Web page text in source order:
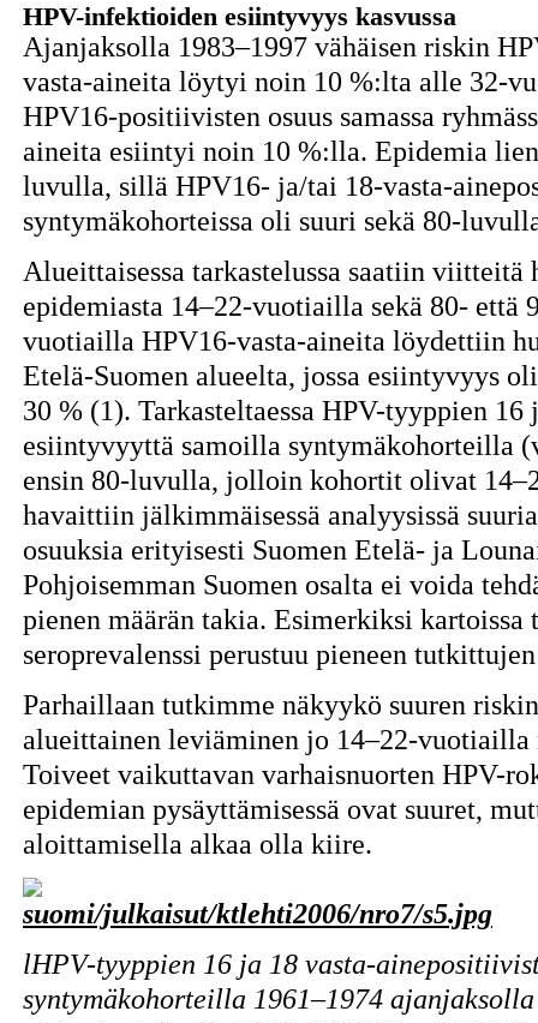
HPV-infektioiden esiintyvyys kasvussa
Ajanjaksolla 1983–1997 vähäisen riskin
vasta-aineita löytyi noin 10 %:lta alle 32-
HPV16-positiivisten osuus samassa
aineita esiintyi noin 10 %:lla. Epidemia
luvulla, sillä HPV16- ja/tai 18-vasta-
syntymäkohorteissa oli suuri sekä 80-
Alueittaisessa tarkastelussa saatiin
epidemiasta 14–22-vuotiailla sekä 80- että
vuotiailla HPV16-vasta-aineita löydettiin
Etelä-Suomen alueelta, jossa esiintyvyys
30 % (1). Tarkasteltaessa HPV-tyyppien
esiintyvyyttä samoilla syntymäkohorteilla
ensin 80-luvulla, jolloin kohortit olivat
havaittiin jälkimmäisessä analyysissä
osuuksia erityisesti Suomen Etelä- ja
Pohjoisemman Suomen osalta ei voida
pienen määrän takia. Esimerkiksi
seroprevalenssi perustuu pieneen
Parhaillaan tutkimme näkyykö suuren
alueittainen leviäminen jo 14–22-vuotiailla
Toiveet vaikuttavan varhaisnuorten HPV-
epidemian pysäyttämisessä ovat suuret,
aloittamisella alkaa olla kiire.
lHPV-tyyppien 16 ja 18 vasta-
syntymäkohorteilla 1961–1974